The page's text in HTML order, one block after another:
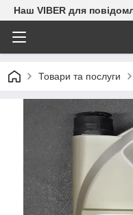
Наш VIBER для
Товари та послуги